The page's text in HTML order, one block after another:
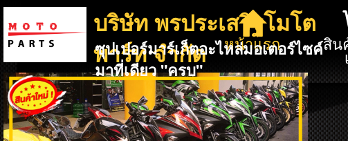
บริษัท พรประเสริฐโมโต
พาร์ท จำกัด
ซุปเปอร์มาร์เก็ตอะไหล่มอเตอร์ไซค์
มาที่เดียว "ครบ"
หน้าแรก สิน